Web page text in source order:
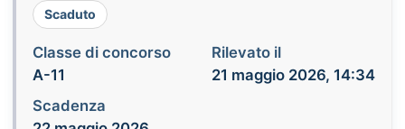
Scaduto
Classe di concorso
A-11
Rilevato il
21 maggio 2026, 14:34
Scadenza